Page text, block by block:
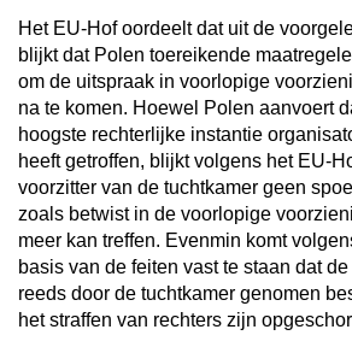
Het EU-Hof oordeelt dat uit de
blijkt dat Polen toereikende
om de uitspraak in voorlopige
na te komen. Hoewel Polen aanvoert
hoogste rechterlijke instantie
heeft getroffen, blijkt volgens het EU-
voorzitter van de tuchtkamer geen
zoals betwist in de voorlopige
meer kan treffen. Evenmin komt
basis van de feiten vast te staan dat
reeds door de tuchtkamer genomen
het straffen van rechters zijn